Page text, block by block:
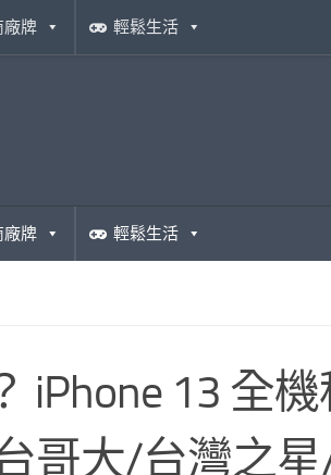
廠牌 輕鬆生活
廠牌 輕鬆生活
iPhone 13 全機
哥大/台灣之